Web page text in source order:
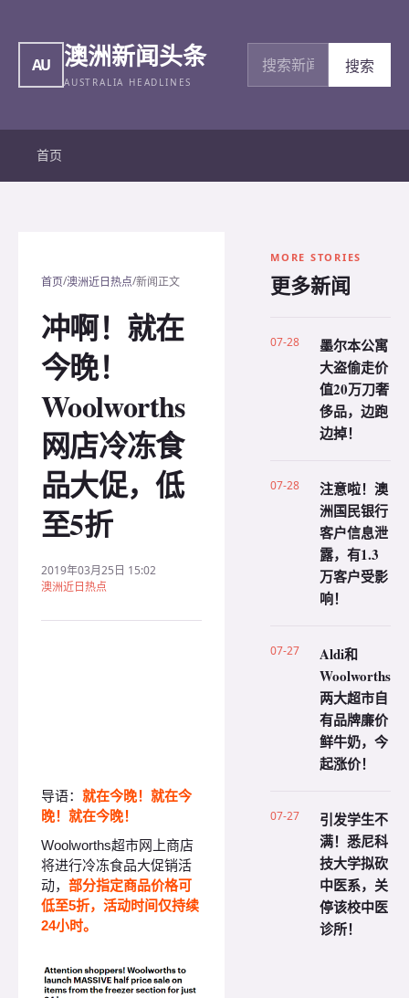
AU 澳洲新闻头条
AUSTRALIA HEADLINES
搜索新闻
搜索
首页
首页/澳洲近日热点/新闻正文
冲啊！就在
今晚！
Woolworths
网店冷冻食
品大促，低
至5折
2019年03月25日 15:02
澳洲近日热点
导语： 就在今晚！就在今
晚！就在今晚！
Woolworths超市网上商店
将进行冷冻食品大促销活
动， 部分指定商品价格可
低至5折，活动时间仅持续
24小时。
MORE STORIES
更多新闻
07-28
墨尔本公寓
大盗偷走价
值20万刀奢
侈品，边跑
边掉！
07-28
注意啦！澳
洲国民银行
客户信息泄
露，有1.3
万客户受影
响！
07-27
Aldi和
Woolworths
两大超市自
有品牌廉价
鲜牛奶，今
起涨价！
07-27
引发学生不
满！悉尼科
技大学拟砍
中医系，关
停该校中医
诊所！